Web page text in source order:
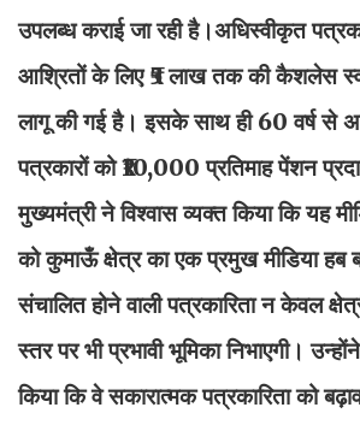
उपलब्ध कराई जा रही है।अधिस्वीकृत
आश्रितों के लिए ₹5 लाख तक की कैशलेस
लागू की गई है। इसके साथ ही 60 वर्ष से
पत्रकारों को ₹10,000 प्रतिमाह पेंशन
मुख्यमंत्री ने विश्वास व्यक्त किया कि यह
को कुमाऊँ क्षेत्र का एक प्रमुख मीडिया हब
संचालित होने वाली पत्रकारिता न केवल
स्तर पर भी प्रभावी भूमिका निभाएगी।
किया कि वे सकारात्मक पत्रकारिता को